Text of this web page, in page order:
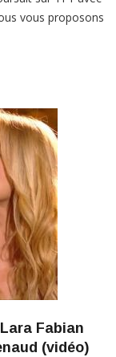
vous proposons
Fabian
(vidéo)